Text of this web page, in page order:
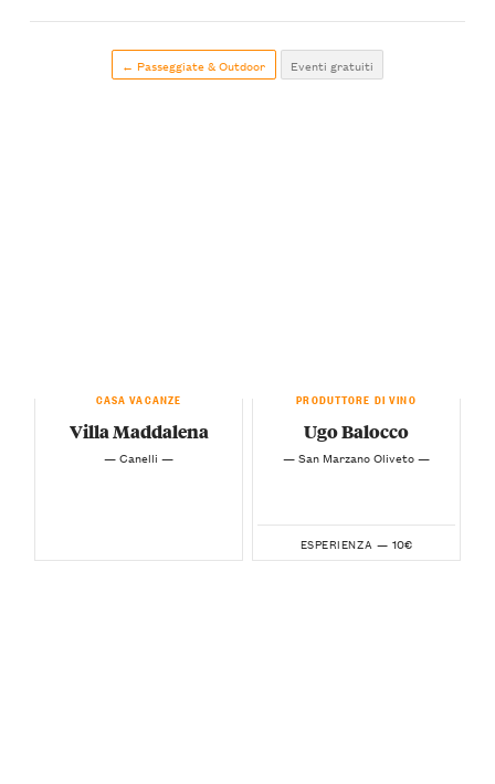
← Passeggiate & Outdoor Eventi gratuiti
CASA VACANZE
Villa Maddalena
— Canelli —
PRODUTTORE DI VINO
Ugo Balocco
— San Marzano Oliveto —
ESPERIENZA — 10€